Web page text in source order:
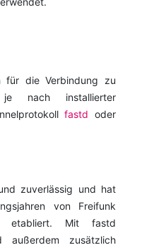
für die Verbindung zu
je nach installierter
fastd oder
zuverlässig und hat
von Freifunk
etabliert. Mit fastd
außerdem zusätzlich